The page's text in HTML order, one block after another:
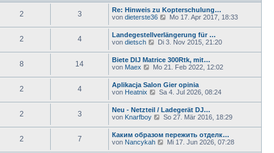
g
t
r
g
t
e
e
i
t
r
a
2 3
Re: Hinweis zu Kopterschulung…
von dieterste36
N
u
e
s
t
e
r
e
i
t
r
a
g
Mo 17. Apr 2017, 18:33
2 4
Landegestellverlängerung für …
von dietsch
N
u
e
s
t
e
r
e
i
t
r
a
g
Di 3. Nov 2015, 21:20
8 14
Biete DIJ Matrice 300Rtk, mit…
von Maex
N
u
e
s
t
e
r
e
i
t
Mo 21. Feb 2022, 12:02
2 4
Aplikacja Salon Gier opinia
von Heatnix
N
u
e
s
t
e
r
Sa 4. Jul 2026, 08:24
2 3
Neu - Netzteil / Ladegerät DJ…
von Knarfboy
N
e
s
So 27. Mär 2016, 18:29
2 7
Каким образом пережить отделк…
von Nancykah
NMi 17. Jun 2026, 07:28